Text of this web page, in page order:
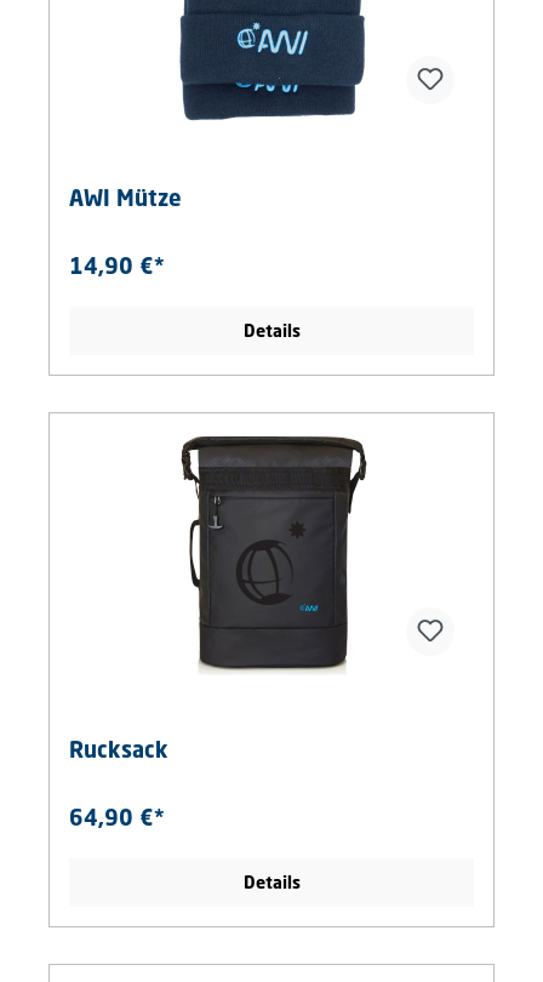
AWI Mütze
14,90 €*
Details
Rucksack
64,90 €*
Details